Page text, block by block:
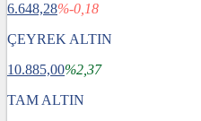
6.648,28%-0,18
ÇEYREK ALTIN
10.885,00%2,37
TAM ALTIN